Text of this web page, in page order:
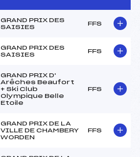
GRAND PRIX DES
SAISIES
FFS
GRAND PRIX DES
SAISIES
FFS
GRAND PRIX D'
Arêches Beaufort
+ Ski Club
Olympique Belle
Etoile
FFS
GRAND PRIX DE LA
VILLE DE CHAMBERY
WORDEN
FFS